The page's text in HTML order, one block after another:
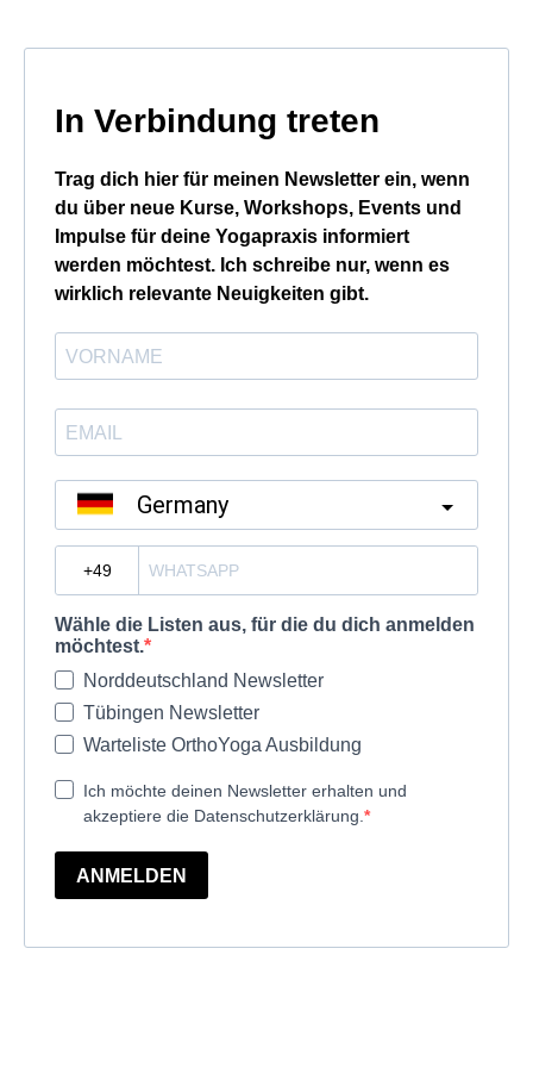
In Verbindung treten
Trag dich hier für meinen Newsletter ein, wenn
du über neue Kurse, Workshops, Events und
Impulse für deine Yogapraxis informiert
werden möchtest. Ich schreibe nur, wenn es
wirklich relevante Neuigkeiten gibt.
Germany
Wähle die Listen aus, für die du dich anmelden
möchtest.
Norddeutschland Newsletter
Tübingen Newsletter
Warteliste OrthoYoga Ausbildung
Ich möchte deinen Newsletter erhalten und
akzeptiere die Datenschutzerklärung.
ANMELDEN